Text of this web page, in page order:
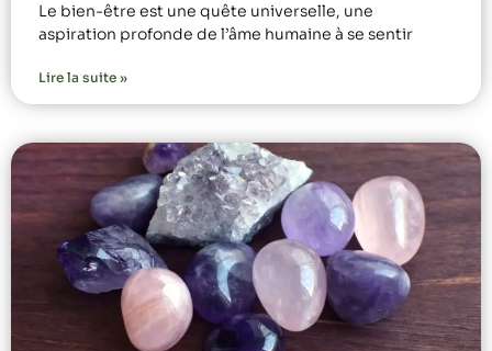
Le bien-être est une quête universelle, une
aspiration profonde de l’âme humaine à se sentir
Lire la suite »